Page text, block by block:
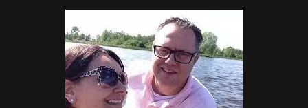
HARMONIE
EN
MELODIE